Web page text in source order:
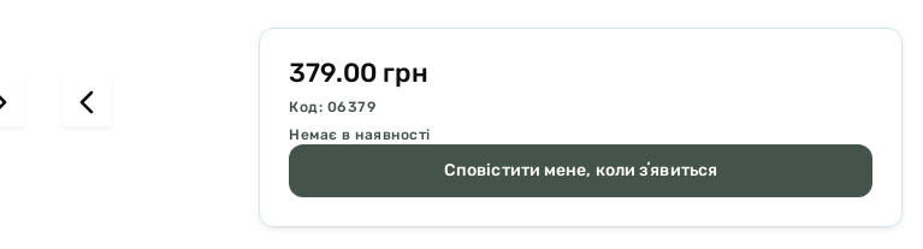
379.00 грн
Код: 06379
Немає в наявності
Сповістити мене, коли зʼявиться